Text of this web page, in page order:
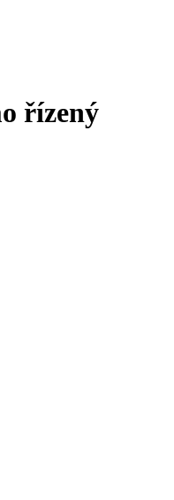
řízený